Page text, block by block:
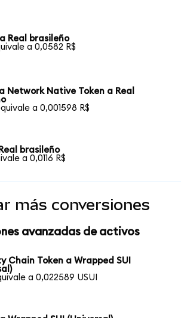
Real brasileño
a 0,0582 R$
Network Native Token a Real
a 0,001598 R$
brasileño
a 0,0116 R$
más conversiones
avanzadas de activos
Chain Token a Wrapped SUI
a 0,022589 USUI